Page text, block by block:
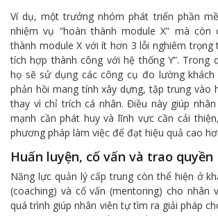
Ví dụ, một trưởng nhóm phát triển phần
nhiệm vụ “hoàn thành module X” mà còn
thành module X với ít hơn 3 lỗi nghiêm trọng
tích hợp thành công với hệ thống Y”. Trong
họ sẽ sử dụng các công cụ đo lường khách
phản hồi mang tính xây dựng, tập trung vào
thay vì chỉ trích cá nhân. Điều này giúp
mạnh cần phát huy và lĩnh vực cần cải
phương pháp làm việc để đạt hiệu quả cao
Huấn luyện, cố vấn và trao quyền
Năng lực quản lý cấp trung còn thể hiện ở
(coaching) và cố vấn (mentoring) cho nhân
quá trình giúp nhân viên tự tìm ra giải pháp